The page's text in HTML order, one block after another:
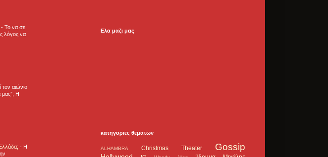
- Το να σε
λόγος να
τον αιώνιο
μας”; Η
- Η
Ελα μαζι μας
κατηγοριες θεματων
ALHAMBRA Christmas Theater Gossip